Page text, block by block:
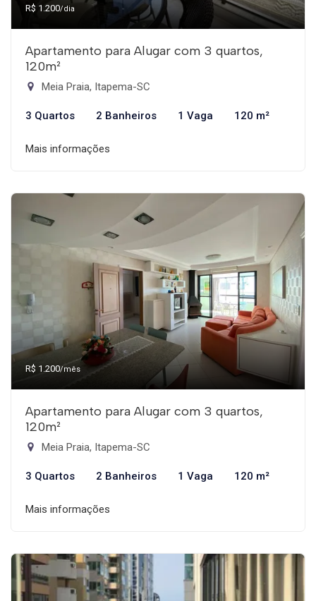
R$ 1.200/dia
Apartamento para Alugar com 3 quartos,
120m²
Meia Praia, Itapema-SC
3 Quartos 2 Banheiros 1 Vaga 120 m²
Mais informações
R$ 1.200/mês
Apartamento para Alugar com 3 quartos,
120m²
Meia Praia, Itapema-SC
3 Quartos 2 Banheiros 1 Vaga 120 m²
Mais informações